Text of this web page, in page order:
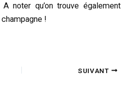
noter qu’on trouve également
!
SUIVANT